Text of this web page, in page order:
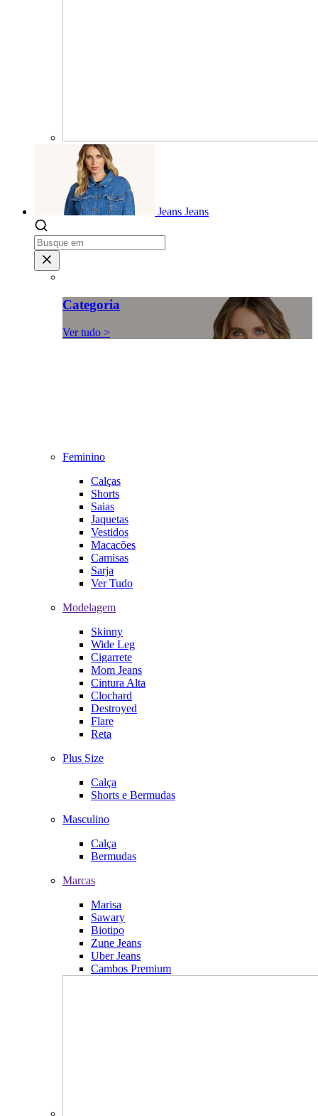
Jeans Jeans
Categoria
Ver tudo >
Feminino
Calças
Shorts
Saias
Jaquetas
Vestidos
Macacões
Camisas
Sarja
Ver Tudo
Modelagem
Skinny
Wide Leg
Cigarrete
Mom Jeans
Cintura Alta
Clochard
Destroyed
Flare
Reta
Plus Size
Calça
Shorts e Bermudas
Masculino
Calça
Bermudas
Marcas
Marisa
Sawary
Biotipo
Zune Jeans
Uber Jeans
Cambos Premium